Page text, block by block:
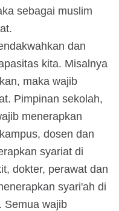
sebagai muslim
dan
kita. Misalnya
maka wajib
Pimpinan sekolah,
menerapkan
dosen dan
syariat di
dokter, perawat dan
syari'ah di
Semua wajib